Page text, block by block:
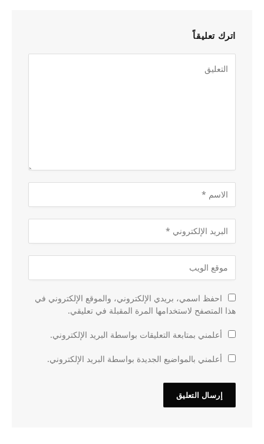
اترك تعليقاً
احفظ اسمي، بريدي الإلكتروني، والموقع الإلكتروني في
هذا المتصفح لاستخدامها المرة المقبلة في تعليقي.
أعلمني بمتابعة التعليقات بواسطة البريد الإلكتروني.
أعلمني بالمواضيع الجديدة بواسطة البريد الإلكتروني.